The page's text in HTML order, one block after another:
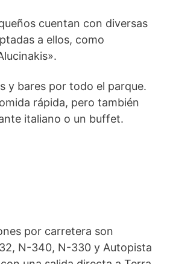
cuentan con diversas
a ellos, como
y bares por todo el parque.
rápida, pero también
italiano o un buffet.
por carretera son
N-340, N-330 y Autopista